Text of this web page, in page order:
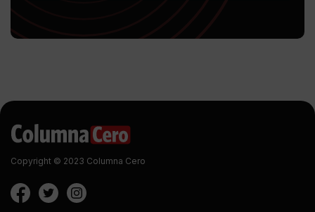
Copyright © 2023 Columna Cero